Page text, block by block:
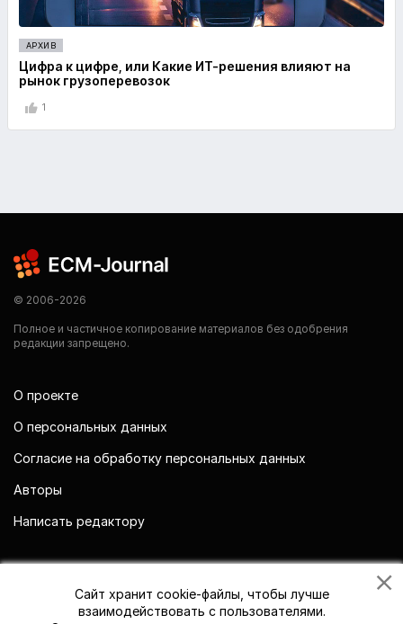
АРХИВ
Цифра к цифре, или Какие ИТ-решения влияют на
рынок грузоперевозок
1
© 2006-2026
Полное и частичное копирование материалов без одобрения
редакции запрещено.
О проекте
О персональных данных
Согласие на обработку персональных данных
Авторы
Написать редактору
Сайт хранит cookie-файлы, чтобы лучше
взаимодействовать с пользователями.